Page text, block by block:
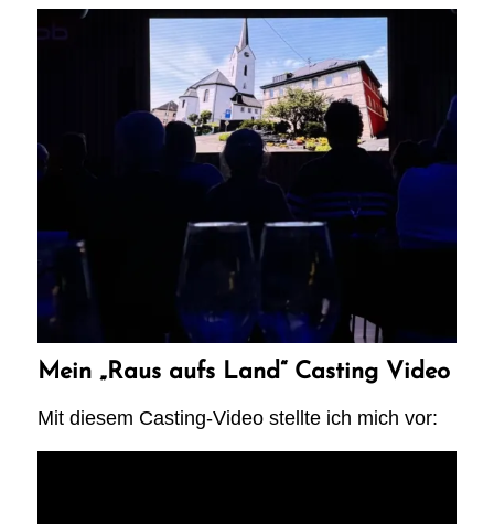
Mein „Raus aufs Land“ Casting Video
Mit diesem Casting-Video stellte ich mich vor: